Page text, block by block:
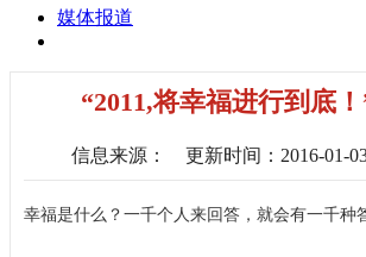
媒体报道
“2011,将幸福进行到底
信息来源： 更新时间：2016-01-
幸福是什么？一千个人来回答，就会有一千种